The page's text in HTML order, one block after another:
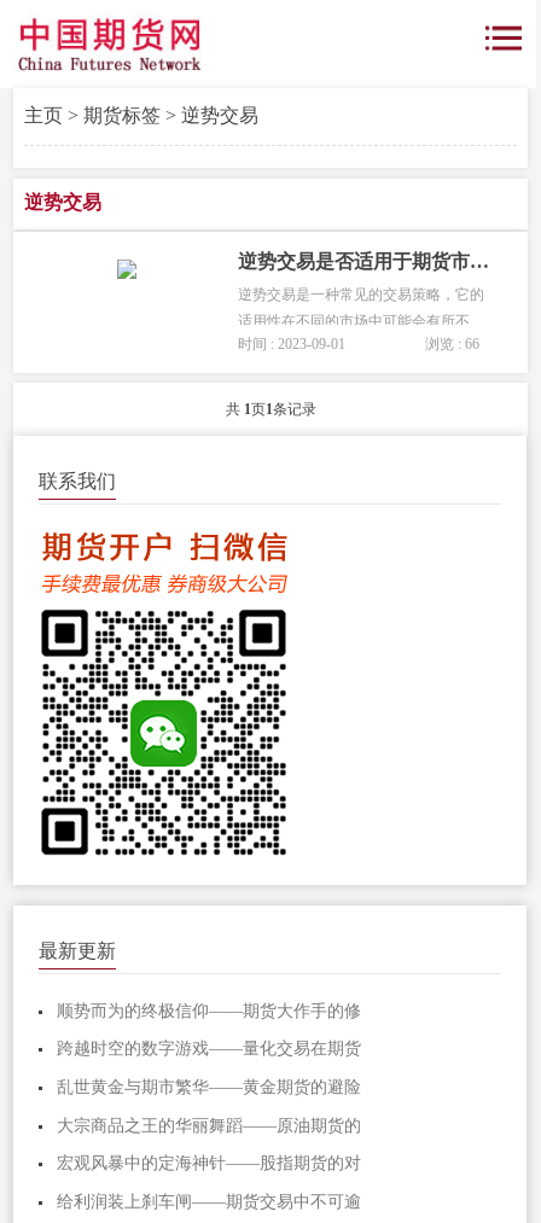
主页> 期货标签> 逆势交易
逆势交易
逆势交易是否适用于期货市场，如何判断逆势机会？
逆势交易是一种常见的交易策略，它的
适用性在不同的市场中可能会有所不
同。当谈及逆势交易是否适用于期货市
时间 : 2023-09-01 浏览 : 66
共 1页1条记录
联系我们
最新更新
顺势而为的终极信仰——期货大作手的修
跨越时空的数字游戏——量化交易在期货
乱世黄金与期市繁华——黄金期货的避险
大宗商品之王的华丽舞蹈——原油期货的
宏观风暴中的定海神针——股指期货的对
给利润装上刹车闸——期货交易中不可逾